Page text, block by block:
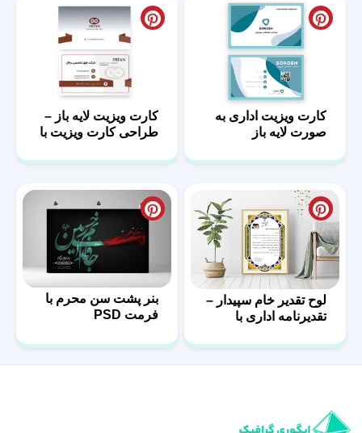
کارت ویزیت اداری به
صورت لایه باز
کارت ویزیت لایه باز –
طراحی کارت ویزیت با
لوح تقدیر خام سپیدار –
تقدیرنامه اداری با
بنر پشت سن محرم با
فرمت PSD